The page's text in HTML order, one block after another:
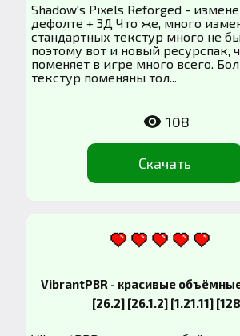
Shadow's Pixels Reforged -
дефолте + 3Д Что же, много
стандартных текстур много не
поэтому вот и новый ресурспак,
поменяет в игре много всего.
текстур поменяны тол...
Скачать
108
VibrantPBR - красивые
[26.2] [26.1.2] [1.21.11]